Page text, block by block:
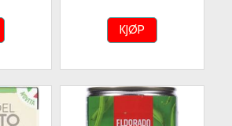
KJØP